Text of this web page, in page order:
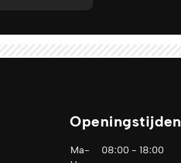
Openingstijden
Ma-
08:00 - 18:00